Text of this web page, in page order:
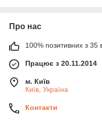
Про нас
100% позитивних з 35
Працює з 20.11.2014
м. Київ
Київ, Україна
Контакти